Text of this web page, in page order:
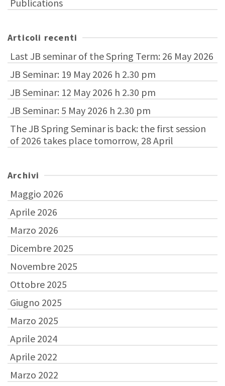
Publications
Articoli recenti
Last JB seminar of the Spring Term: 26 May 2026
JB Seminar: 19 May 2026 h 2.30 pm
JB Seminar: 12 May 2026 h 2.30 pm
JB Seminar: 5 May 2026 h 2.30 pm
The JB Spring Seminar is back: the first session
of 2026 takes place tomorrow, 28 April
Archivi
Maggio 2026
Aprile 2026
Marzo 2026
Dicembre 2025
Novembre 2025
Ottobre 2025
Giugno 2025
Marzo 2025
Aprile 2024
Aprile 2022
Marzo 2022